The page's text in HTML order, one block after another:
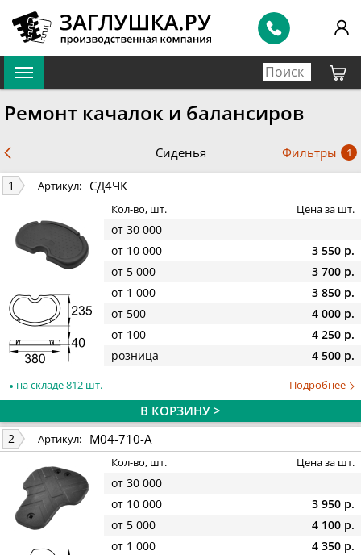
Ремонт качалок и балансиров
Сиденья Фильтры 1
1 Артикул: СД4ЧК
Кол-во, шт. Цена за шт.
от 30 000
от 10 000
3 550 р.
от 5 000
3 700 р.
от 1 000
3 850 р.
от 500
4 000 р.
от 100
4 250 р.
розница
4 500 р.
на складе 812 шт. Подробнее
В КОРЗИНУ >
2 Артикул: M04-710-A
Кол-во, шт. Цена за шт.
от 30 000
от 10 000
3 950 р.
от 5 000
4 100 р.
от 1 000
4 350 р.